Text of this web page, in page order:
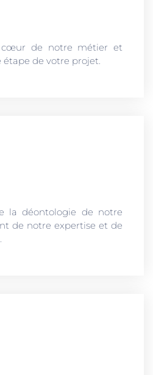
cœur de notre métier et
de votre projet.
la déontologie de notre
de notre expertise et de